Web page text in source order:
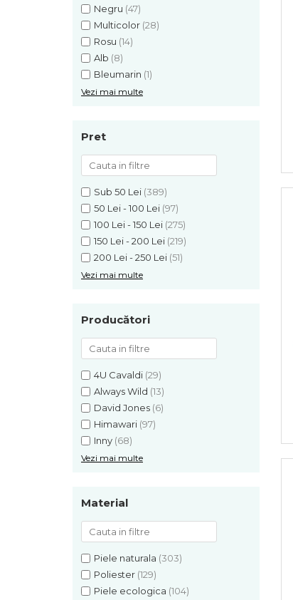
Negru (47)
Multicolor (28)
Rosu (14)
Alb (8)
Bleumarin (1)
Vezi mai multe
Pret
Sub 50 Lei (389)
50 Lei - 100 Lei (97)
100 Lei - 150 Lei (275)
150 Lei - 200 Lei (219)
200 Lei - 250 Lei (51)
Vezi mai multe
Producători
4U Cavaldi (29)
Always Wild (13)
David Jones (6)
Himawari (97)
Inny (68)
Vezi mai multe
Material
Piele naturala (303)
Poliester (129)
Piele ecologica (104)